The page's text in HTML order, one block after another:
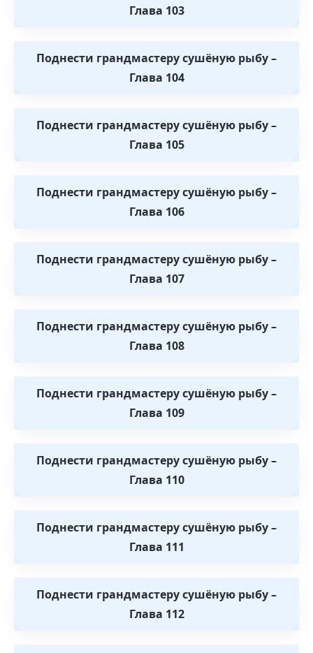
Глава 103
Поднести грандмастеру сушёную рыбу –
Глава 104
Поднести грандмастеру сушёную рыбу –
Глава 105
Поднести грандмастеру сушёную рыбу –
Глава 106
Поднести грандмастеру сушёную рыбу –
Глава 107
Поднести грандмастеру сушёную рыбу –
Глава 108
Поднести грандмастеру сушёную рыбу –
Глава 109
Поднести грандмастеру сушёную рыбу –
Глава 110
Поднести грандмастеру сушёную рыбу –
Глава 111
Поднести грандмастеру сушёную рыбу –
Глава 112